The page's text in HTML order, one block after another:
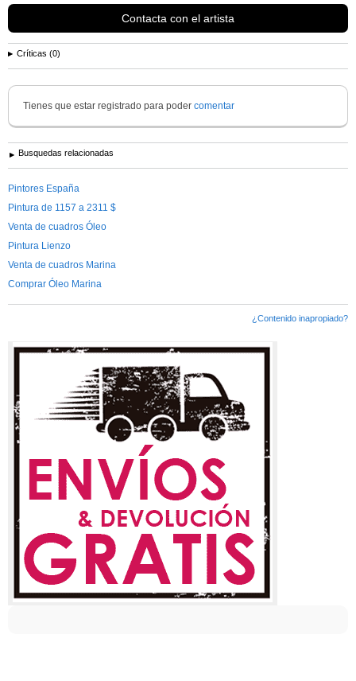
Contacta con el artista
Críticas (0)
Tienes que estar registrado para poder comentar
Busquedas relacionadas
Pintores España
Pintura de 1157 a 2311 $
Venta de cuadros Óleo
Pintura Lienzo
Venta de cuadros Marina
Comprar Óleo Marina
¿Contenido inapropiado?